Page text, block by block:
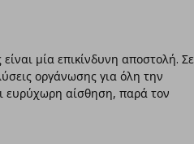
μία επικίνδυνη αποστολή. Σε
οργάνωσης για όλη την
ευρύχωρη αίσθηση, παρά τον